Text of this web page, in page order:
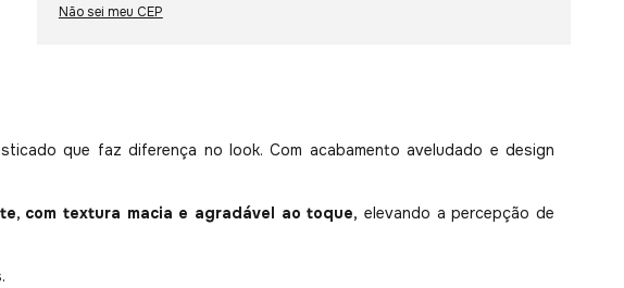
Não sei meu CEP
que faz diferença no look. Com acabamento aveludado e design
com textura macia e agradável ao toque, elevando a percepção de